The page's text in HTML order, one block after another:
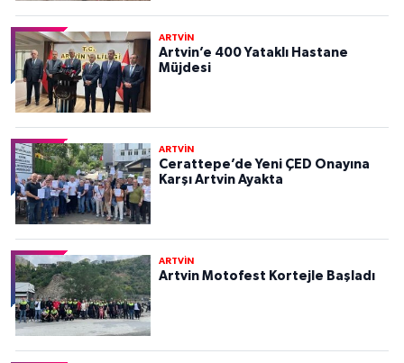
ARTVİN
Artvin’e 400 Yataklı Hastane
Müjdesi
ARTVİN
Cerattepe’de Yeni ÇED Onayına
Karşı Artvin Ayakta
ARTVİN
Artvin Motofest Kortejle Başladı